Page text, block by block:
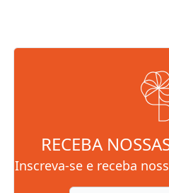
RECEBA
Inscreva-se e receba